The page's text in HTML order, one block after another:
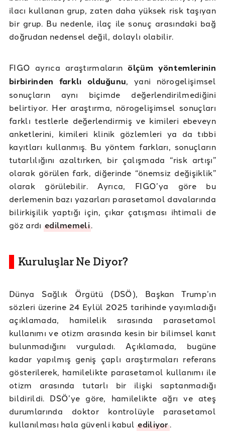
ilacı kullanan grup, zaten daha yüksek risk taşıyan
bir grup. Bu nedenle, ilaç ile sonuç arasındaki bağ
doğrudan nedensel değil, dolaylı olabilir.
FIGO ayrıca araştırmalarınölçüm yöntemlerinin
birbirinden farklı olduğunu, yani nörogelişimsel
sonuçların aynı biçimde değerlendirilmediğini
belirtiyor. Her araştırma, nörogelişimsel sonuçları
farklı testlerle değerlendirmiş ve kimileri ebeveyn
anketlerini, kimileri klinik gözlemleri ya da tıbbi
kayıtları kullanmış. Bu yöntem farkları, sonuçların
tutarlılığını azaltırken, bir çalışmada “risk artışı”
olarak görülen fark, diğerinde “önemsiz değişiklik”
olarak görülebilir. Ayrıca, FIGO’ya göre bu
derlemenin bazı yazarları parasetamol davalarında
bilirkişilik yaptığı için, çıkar çatışması ihtimali de
göz ardı edilmemeli.
Kuruluşlar Ne Diyor?
Dünya Sağlık Örgütü (DSÖ), Başkan Trump’ın
sözleri üzerine 24 Eylül 2025 tarihinde yayımladığı
açıklamada, hamilelik sırasında parasetamol
kullanımı ve otizm arasında kesin bir bilimsel kanıt
bulunmadığını vurguladı. Açıklamada, bugüne
kadar yapılmış geniş çaplı araştırmaları referans
gösterilerek, hamilelikte parasetamol kullanımı ile
otizm arasında tutarlı bir ilişki saptanmadığı
bildirildi. DSÖ’ye göre, hamilelikte ağrı ve ateş
durumlarında doktor kontrolüyle parasetamol
kullanılması hala güvenli kabulediliyor.